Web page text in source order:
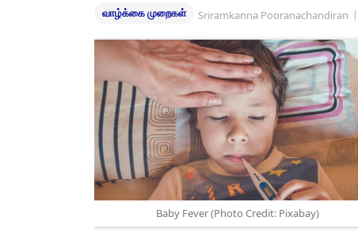
வாழ்க்கை முறைகள் Sriramkanna Pooranachandiran |
Baby Fever (Photo Credit: Pixabay)